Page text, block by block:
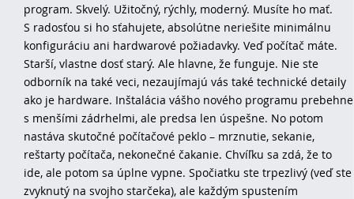
program. Skvelý. Užitočný, rýchly, moderný. Musíte ho mať.
S radosťou si ho sťahujete, absolútne neriešite minimálnu
konfiguráciu ani hardwarové požiadavky. Veď počítač máte.
Starší, vlastne dosť starý. Ale hlavne, že funguje. Nie ste
odborník na také veci, nezaujímajú vás také technické detaily
ako je hardware. Inštalácia vášho nového programu prebehne
s menšími zádrhelmi, ale predsa len úspešne. No potom
nastáva skutočné počítačové peklo – mrznutie, sekanie,
reštarty počítača, nekonečné čakanie. Chvíľku sa zdá, že to
ide, ale potom sa úplne vypne. Spočiatku ste trpezlivý (veď ste
zvyknutý na svojho starčeka), ale každým spustením